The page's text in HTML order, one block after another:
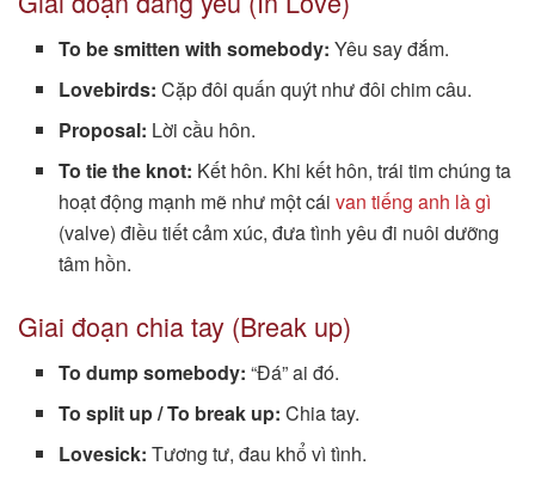
To be smitten with somebody: Yêu say đắm.
Lovebirds: Cặp đôi quấn quýt như đôi chim câu.
Proposal: Lời cầu hôn.
To tie the knot: Kết hôn. Khi kết hôn, trái tim chúng ta
hoạt động mạnh mẽ như một cáivan tiếng anh là gì
(valve) điều tiết cảm xúc, đưa tình yêu đi nuôi dưỡng
tâm hồn.
Giai đoạn chia tay (Break up)
To dump somebody: “Đá” ai đó.
To split up / To break up: Chia tay.
Lovesick: Tương tư, đau khổ vì tình.